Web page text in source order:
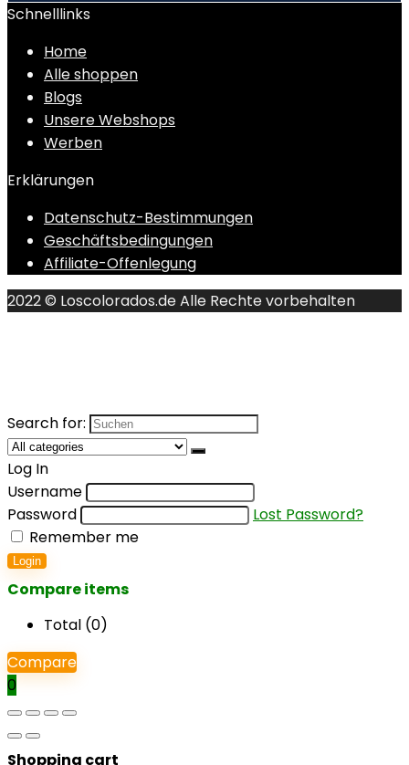
Schnelllinks
Home
Alle shoppen
Blogs
Unsere Webshops
Werben
Erklärungen
Datenschutz-Bestimmungen
Geschäftsbedingungen
Affiliate-Offenlegung
2022 © Loscolorados.de Alle Rechte vorbehalten
Search for:
Log In
Username
Password
Lost Password?
Remember me
Login
Compare items
Total (0)
Compare
0
Shopping cart